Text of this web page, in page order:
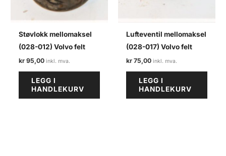
Støvlokk mellomaksel
(028-012) Volvo felt
kr 95,00
LEGG I
HANDLEKURV
Lufteventil mellomaksel
(028-017) Volvo felt
kr 75,00
LEGG I
HANDLEKURV